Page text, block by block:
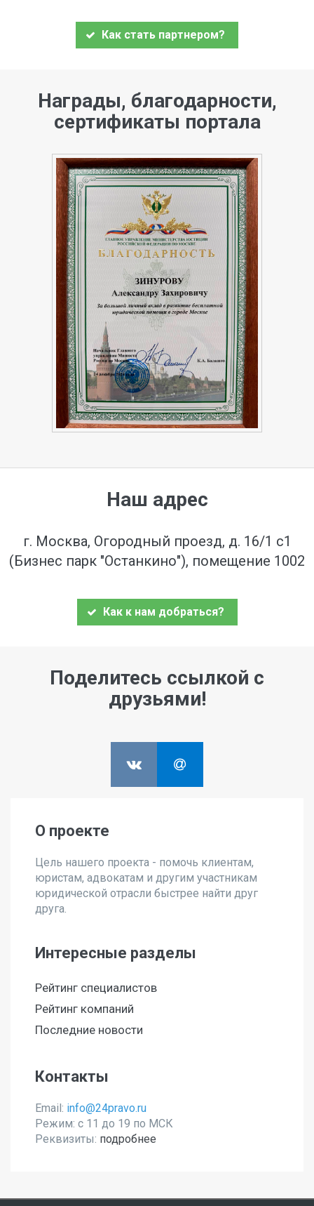
Как стать партнером?
Награды, благодарности,
сертификаты портала
Наш адрес
г. Москва, Огородный проезд, д. 16/1 с1
(Бизнес парк "Останкино"), помещение 1002
Как к нам добраться?
Поделитесь ссылкой с
друзьями!
О проекте
Цель нашего проекта - помочь клиентам,
юристам, адвокатам и другим участникам
юридической отрасли быстрее найти друг
друга.
Интересные разделы
Рейтинг специалистов
Рейтинг компаний
Последние новости
Контакты
Email: info@24pravo.ru
Режим: с 11 до 19 по МСК
Реквизиты: подробнее